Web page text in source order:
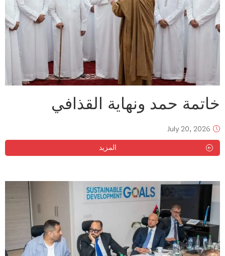
خاتمة حمد ونهاية القذافي
July 20, 2026
المزيد